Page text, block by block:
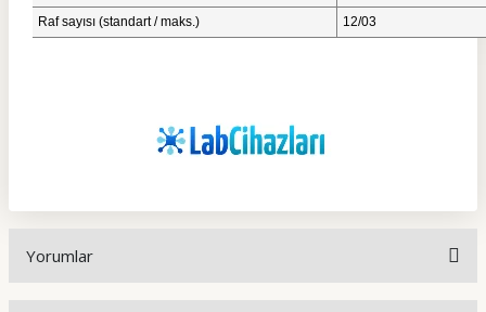
Raf sayısı (standart / maks.)
12/03
Yorumlar